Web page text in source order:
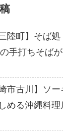
陸町】そば
手打ちそば
市古川】ソ
める沖縄料